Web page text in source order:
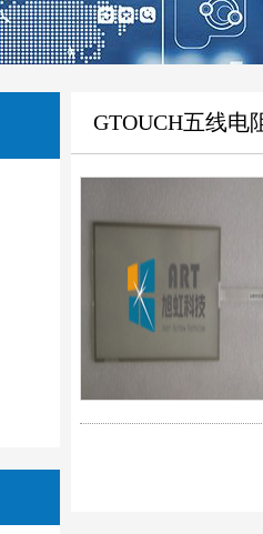
GTOUCH五线电